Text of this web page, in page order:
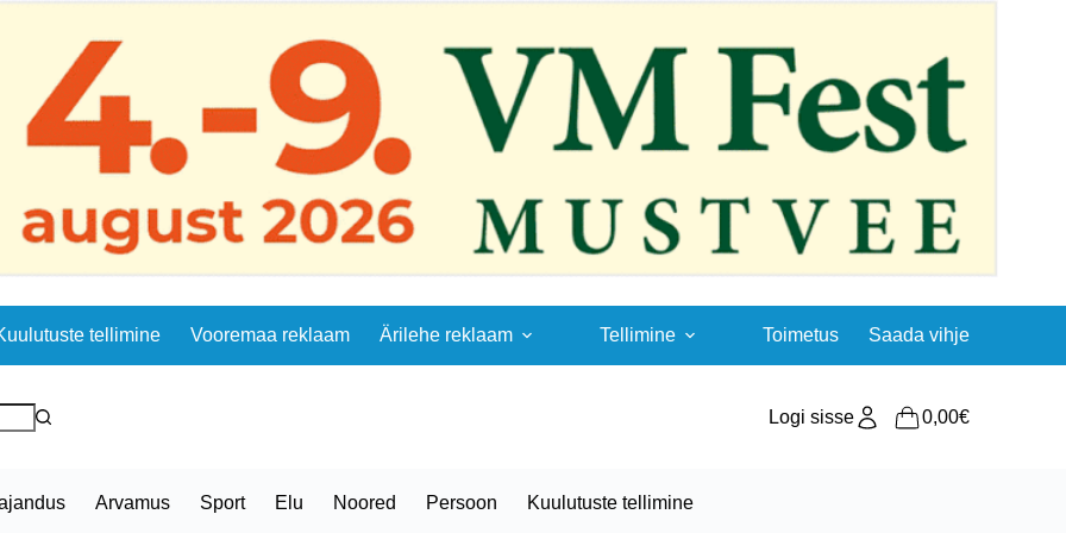
tellimine Vooremaa reklaam Ärilehe reklaam Tellimine Toimetus Saada vihje
Logi sisse
Shopping
0,00€
Arvamus Sport Elu Noored Persoon Kuulutuste tellimine